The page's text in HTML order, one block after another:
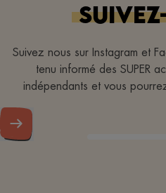
Suivez nous sur Instagram et
tenu informé des SUPER
indépendants et vous